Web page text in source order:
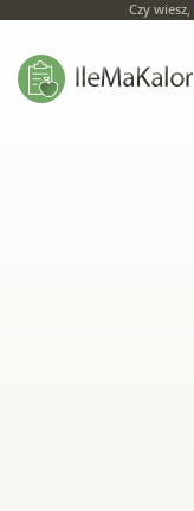
Czy wiesz,